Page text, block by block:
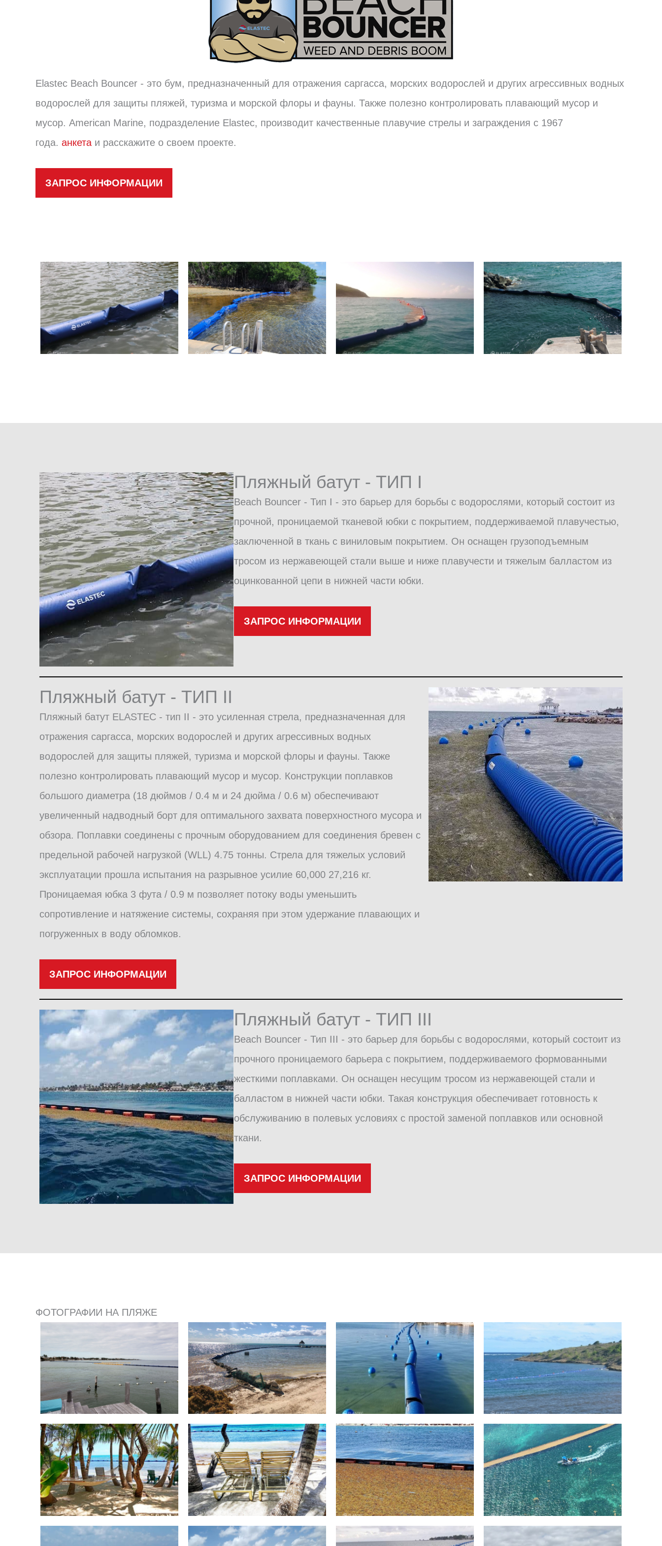
Elastec Beach Bouncer - это бум, предназначенный для отражения саргасса, морских водорослей и других агрессивных водных
водорослей для защиты пляжей, туризма и морской флоры и фауны. Также полезно контролировать плавающий мусор и
мусор. American Marine, подразделение Elastec, производит качественные плавучие стрелы и заграждения с 1967
года. анкета и расскажите о своем проекте.
ЗАПРОС ИНФОРМАЦИИ
Пляжный батут - ТИП I
Beach Bouncer - Тип I - это барьер для борьбы с водорослями, который состоит из
прочной, проницаемой тканевой юбки с покрытием, поддерживаемой плавучестью,
заключенной в ткань с виниловым покрытием. Он оснащен грузоподъемным
тросом из нержавеющей стали выше и ниже плавучести и тяжелым балластом из
оцинкованной цепи в нижней части юбки.
ЗАПРОС ИНФОРМАЦИИ
Пляжный батут - ТИП II
Пляжный батут ELASTEC - тип II - это усиленная стрела, предназначенная для
отражения саргасса, морских водорослей и других агрессивных водных
водорослей для защиты пляжей, туризма и морской флоры и фауны. Также
полезно контролировать плавающий мусор и мусор. Конструкции поплавков
большого диаметра (18 дюймов / 0.4 м и 24 дюйма / 0.6 м) обеспечивают
увеличенный надводный борт для оптимального захвата поверхностного мусора и
обзора. Поплавки соединены с прочным оборудованием для соединения бревен с
предельной рабочей нагрузкой (WLL) 4.75 тонны. Стрела для тяжелых условий
эксплуатации прошла испытания на разрывное усилие 60,000 27,216 кг.
Проницаемая юбка 3 фута / 0.9 м позволяет потоку воды уменьшить
сопротивление и натяжение системы, сохраняя при этом удержание плавающих и
погруженных в воду обломков.
ЗАПРОС ИНФОРМАЦИИ
Пляжный батут - ТИП III
Beach Bouncer - Тип III - это барьер для борьбы с водорослями, который состоит из
прочного проницаемого барьера с покрытием, поддерживаемого формованными
жесткими поплавками. Он оснащен несущим тросом из нержавеющей стали и
балластом в нижней части юбки. Такая конструкция обеспечивает готовность к
обслуживанию в полевых условиях с простой заменой поплавков или основной
ткани.
ЗАПРОС ИНФОРМАЦИИ
ФОТОГРАФИИ НА ПЛЯЖЕ